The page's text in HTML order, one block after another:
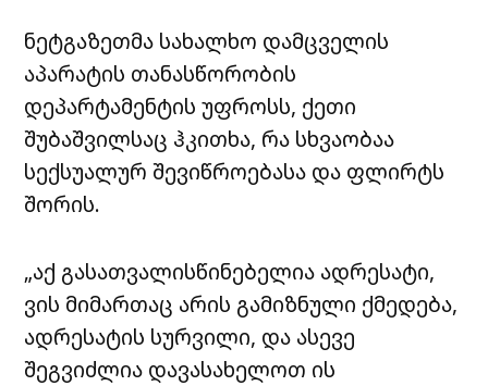
ნეტგაზეთმა სახალხო დამცველის
აპარატის თანასწორობის
დეპარტამენტის უფროსს, ქეთი
შუბაშვილსაც ჰკითხა, რა სხვაობაა
სექსუალურ შევიწროებასა და ფლირტს
შორის.
„აქ გასათვალისწინებელია ადრესატი,
ვის მიმართაც არის გამიზნული ქმედება,
ადრესატის სურვილი, და ასევე
შეგვიძლია დავასახელოთ ის